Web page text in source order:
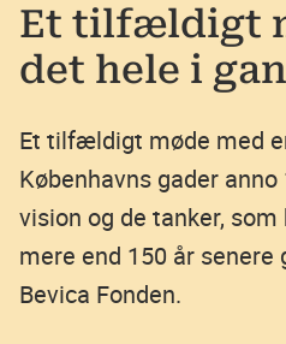
Et tilfældigt
det hele i
Et tilfældigt møde med
Københavns gader
vision og de tanker,
mere end 150 år senere
Bevica Fonden.